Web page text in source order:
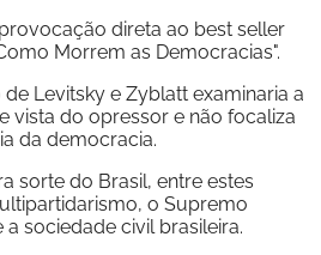
direta ao best seller
Morrem as Democracias".
Levitsky e Zyblatt examinaria a
vista do opressor e não focaliza
da democracia.
sorte do Brasil, entre estes
o Supremo
a sociedade civil brasileira.